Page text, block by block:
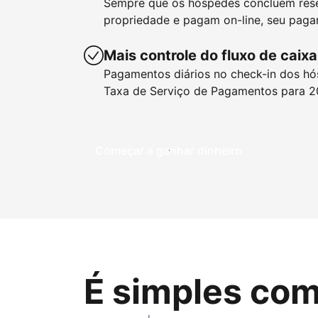
Sempre que os hóspedes concluem
propriedade e pagam on-line, seu
Mais controle do fluxo de caixa
Pagamentos diários no check-in dos
Taxa de Serviço de Pagamentos para
Começar a ganhar dinheiro
É simples